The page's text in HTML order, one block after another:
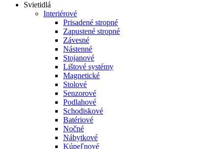
Svietidlá
Interiérové
Prisadené stropné
Zapustené stropné
Závesné
Nástenné
Stojanové
Lištové systémy
Magnetické
Stolové
Senzorové
Podlahové
Schodiskové
Batériové
Nočné
Nábytkové
Kúpeľnové